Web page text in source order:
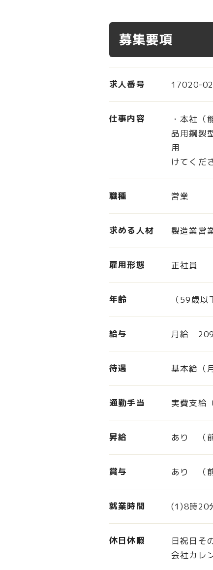
募集要項
求人番号 17020-
仕事内容
・本社
品用鋼
用 ※応募
けてくだ
職種 営業
求める人材 製造業営
雇用形態 正社員
年齢 （59歳
給与 月給
待遇 基本給（
通勤手当 実費支給
昇給 あり （
賞与 あり （
就業時間 (1)8時20
休日休暇
日祝日そ
会社カレ